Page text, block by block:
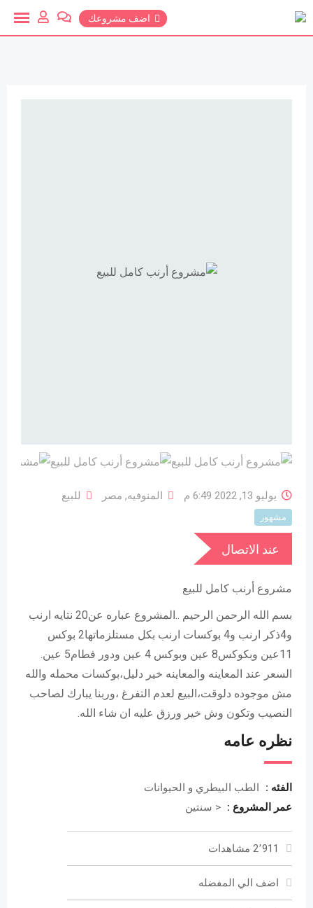
تخطي
اضف مشروعك
يوليو 13, 2022 6:49 م المنوفيه, مصر للبيع
مشهور
عند الاتصال
مشروع أرنب كامل للبيع
بسم الله الرحمن الرحيم ..المشروع عباره عن20 نتايه ارنب
و4ذكر ارنب و4 بوكسات ارنب بكل مستلزماتها2 بوكس
11عين وبكوكس8 عين وبوكس 4 عين ودور فطام5 عين.
السعر عند المعاينه والمعاينه خير دليل،بوكسات محمله والله
مش موجوده دلوقت،البيع لعدم التفرغ ،وربنا يبارك لصاحب
النصيب وتكون وش خير ورزق عليه ان شاء الله.
نظره عامه
الفئه :
الطب البيطري و الحيوانات
عمر المشروع : < سنتين
2٬911 مشاهدات
اضف الي المفضله